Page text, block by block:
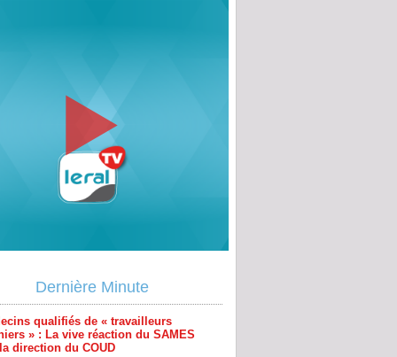
Dernière Minute
» : La vive réaction du SAMES
direction du COUD
ASER / AEE Power EPC : Passe
sur les réseaux entre Thierno Alassane
Ba